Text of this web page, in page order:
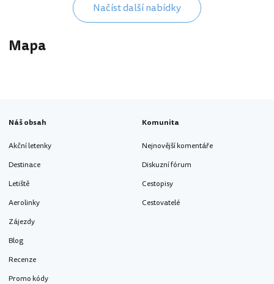
Načíst další nabídky
Mapa
Náš obsah
Akční letenky
Destinace
Letiště
Aerolinky
Zájezdy
Blog
Recenze
Promo kódy
Komunita
Nejnovější komentáře
Diskuzní fórum
Cestopisy
Cestovatelé